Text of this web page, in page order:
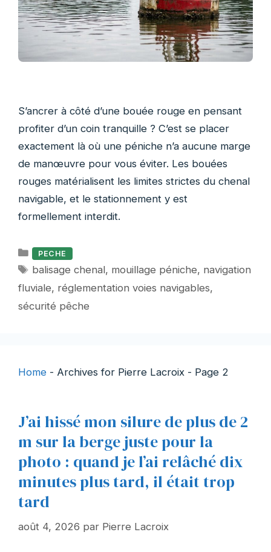
S’ancrer à côté d’une bouée rouge en pensant
profiter d’un coin tranquille ? C’est se placer
exactement là où une péniche n’a aucune marge
de manœuvre pour vous éviter. Les bouées
rouges matérialisent les limites strictes du chenal
navigable, et le stationnement y est
formellement interdit.
Catégories
PECHE
Étiquettes
balisage chenal, mouillage péniche, navigation
fluviale, réglementation voies navigables,
sécurité pêche
Home - Archives for Pierre Lacroix - Page 2
J’ai hissé mon silure de plus de 2
m sur la berge juste pour la
photo : quand je l’ai relâché dix
minutes plus tard, il était trop
tard
août 4, 2026 par Pierre Lacroix